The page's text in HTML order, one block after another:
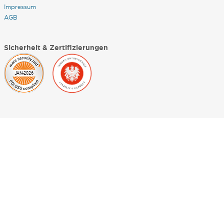
Impressum
AGB
Sicherheit & Zertifizierungen